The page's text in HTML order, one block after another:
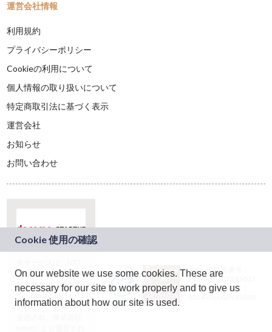
運営会社情報
利用規約
プライバシーポリシー
Cookieの利用について
個人情報の取り扱いについて
特定商取引法に基づく表示
運営会社
お知らせ
お問い合わせ
ドコモグループの新
規事業創出プログラ
ム「docomo
STARTUP」を通じて
JASRAC許諾番号：
9024936001Y45037
JASRAC許諾番号：
On our website we use some cookies. These are
necessary for our site to work properly and to give us
information about how our site is used.